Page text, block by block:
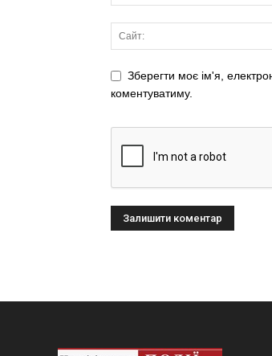
Зберегти моє ім'я,
коментуватиму.